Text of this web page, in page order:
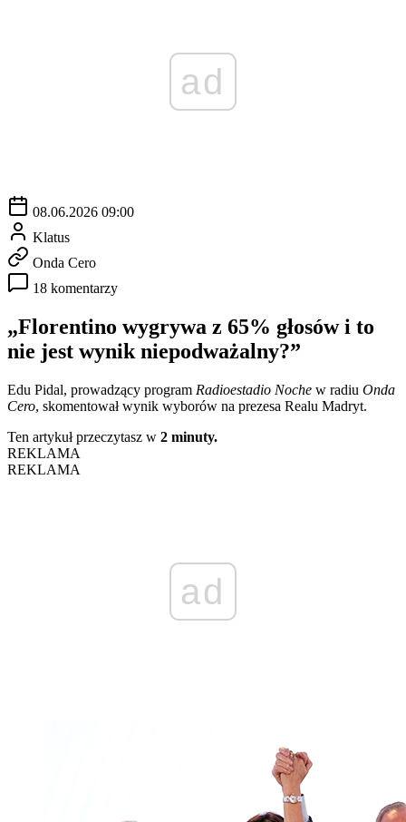
ad
08.06.2026 09:00
Klatus
Onda Cero
18 komentarzy
„Florentino wygrywa z 65% głosów i to
nie jest wynik niepodważalny?”
Edu Pidal, prowadzący program Radioestadio Noche w radiu Onda
Cero, skomentował wynik wyborów na prezesa Realu Madryt.
Ten artykuł przeczytasz w 2 minuty.
REKLAMA
REKLAMA
ad